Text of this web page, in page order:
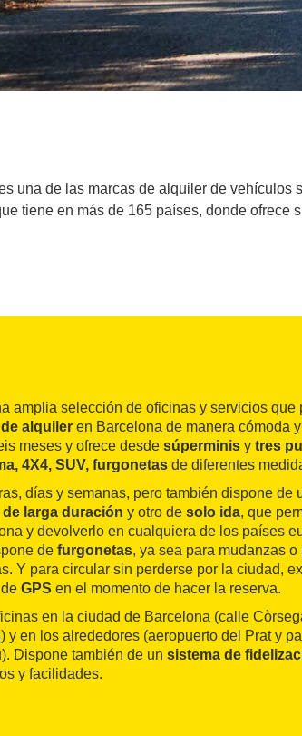
una de las marcas de alquiler de vehículos
tiene en más de 165 países, donde ofrece
amplia selección de oficinas y servicios que
alquiler en Barcelona de manera cómoda
meses y ofrece desde súperminis y tres
4X4, SUV, furgonetas de diferentes
días y semanas, pero también dispone de
larga duración y otro de solo ida, que
y devolverlo en cualquiera de los países
de furgonetas, ya sea para mudanzas
Y para circular sin perderse por la ciudad,
GPS en el momento de hacer la reserva.
en la ciudad de Barcelona (calle
) y en los alrededores (aeropuerto del Prat y
Dispone también de un sistema de
y facilidades.